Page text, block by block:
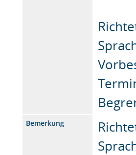
Bemerkung